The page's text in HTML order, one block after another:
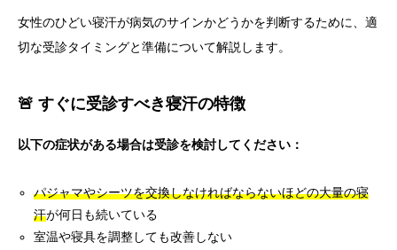
女性のひどい寝汗が病気のサインかどうかを判断するために、適
切な受診タイミングと準備について解説します。
🚨 すぐに受診すべき寝汗の特徴
以下の症状がある場合は受診を検討してください：
パジャマやシーツを交換しなければならないほどの大量の寝
汗が何日も続いている
室温や寝具を調整しても改善しない